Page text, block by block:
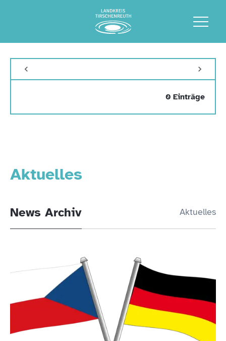
Aktuelles
News Archiv Aktuelles
0 Einträge